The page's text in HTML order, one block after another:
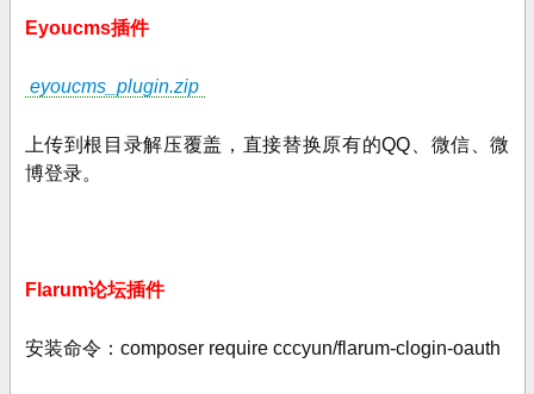
Eyoucms插件
eyoucms_plugin.zip
上传到根目录解压覆盖，直接替换原有的QQ、微信、微
博登录。
Flarum论坛插件
安装命令：composer require cccyun/flarum-clogin-oauth